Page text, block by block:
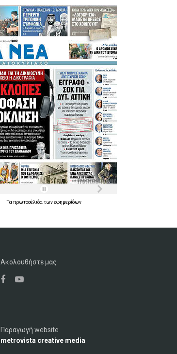
Τα πρωτοσέλιδα τωνεφημερίδων
Ακολουθήστε μας
Παραγωγή website
metrovista creative media